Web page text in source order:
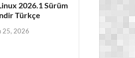
2026.1 Sürüm
Türkçe
25, 2026